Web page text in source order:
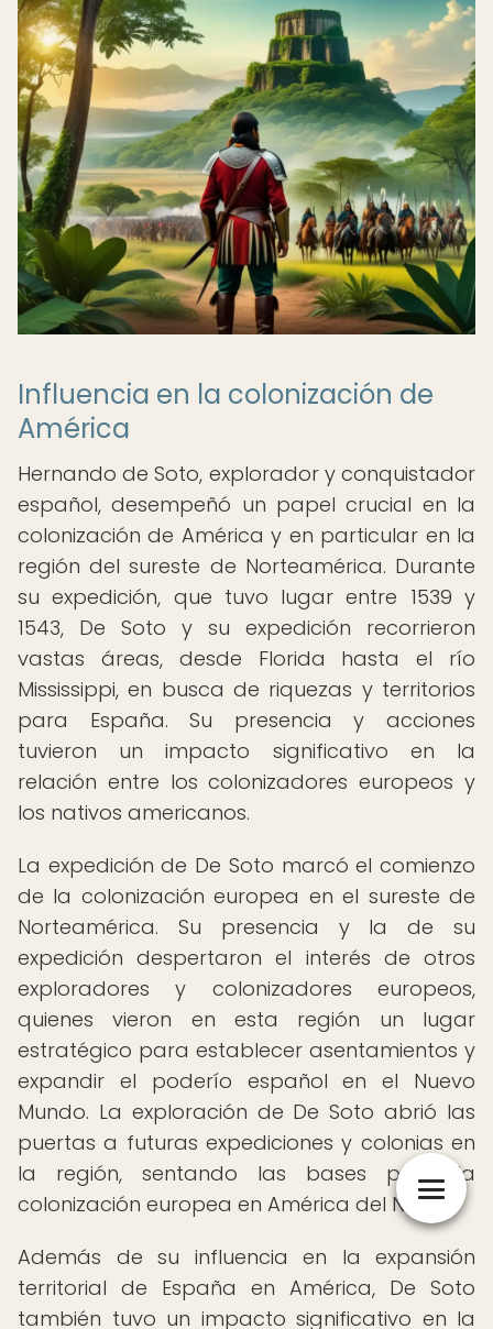
Influencia en la colonización de
América
Hernando de Soto, explorador y conquistador
español, desempeñó un papel crucial en la
colonización de América y en particular en la
región del sureste de Norteamérica. Durante
su expedición, que tuvo lugar entre 1539 y
1543, De Soto y su expedición recorrieron
vastas áreas, desde Florida hasta el río
Mississippi, en busca de riquezas y territorios
para España. Su presencia y acciones
tuvieron un impacto significativo en la
relación entre los colonizadores europeos y
los nativos americanos.
La expedición de De Soto marcó el comienzo
de la colonización europea en el sureste de
Norteamérica. Su presencia y la de su
expedición despertaron el interés de otros
exploradores y colonizadores europeos,
quienes vieron en esta región un lugar
estratégico para establecer asentamientos y
expandir el poderío español en el Nuevo
Mundo. La exploración de De Soto abrió las
puertas a futuras expediciones y colonias en
la región, sentando las bases para la
colonización europea en América del Norte.
Además de su influencia en la expansión
territorial de España en América, De Soto
también tuvo un impacto significativo en la